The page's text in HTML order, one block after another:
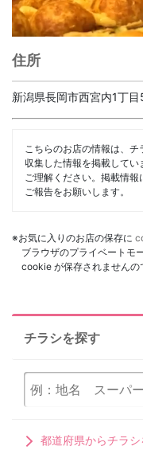
住所
新潟県長岡市西宮内1丁
こちらのお店の情報は、
収集した情報を掲載して
ご理解ください。掲載情
ご報告をお願いします。
※お気に入りのお店の保存に
ブラウザのプライベートモ
cookie が保存されませんの
チラシを探す
都道府県からチラシ